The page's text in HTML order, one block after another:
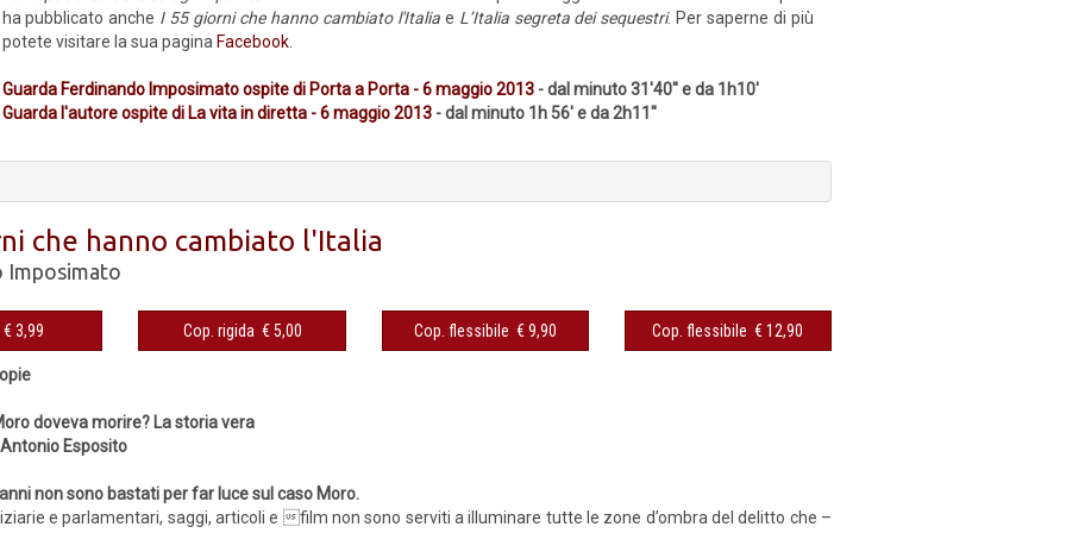
ha pubblicato anche I 55 giorni che hanno cambiato l'Italiae L’Italia segreta dei sequestri. Per saperne di più
potete visitare la sua pagina Facebook.
Guarda Ferdinando Imposimato ospite di Porta a Porta - 6 maggio 2013- dal minuto 31'40'' e da 1h10'
Guarda l'autore ospite di La vita in diretta - 6 maggio 2013- dal minuto 1h 56' e da 2h11''
che hanno cambiato l'Italia
Imposimato
eBook € 3,99 Cop. rigida € 5,00 Cop. flessibile € 9,90 Cop. flessibile € 12,90
doveva morire? La storia vera
Esposito
non sono bastati per far luce sul caso Moro.
e parlamentari, saggi, articoli e film non sono serviti a illuminare tutte le zone d’ombra del delitto che –